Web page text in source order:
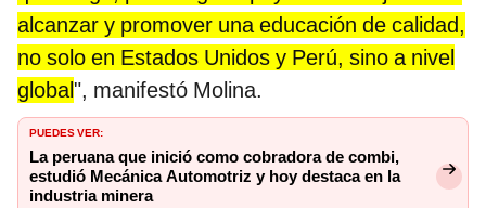
alcanzar y promover una educación de calidad,
no solo en Estados Unidos y Perú, sino a nivel
global", manifestó Molina.
PUEDES VER:
La peruana que inició como cobradora de combi,
estudió Mecánica Automotriz y hoy destaca en la
industria minera